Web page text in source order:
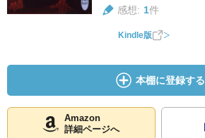
感想: 1件
Kindle版
本棚に登録する
Amazon
詳細ページへ